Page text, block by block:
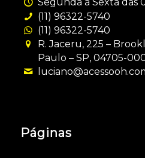
Segunda à Sexta das
(11) 96322-5740
(11) 96322-5740
R. Jaceru, 225 –
Paulo – SP, 04705-
Páginas